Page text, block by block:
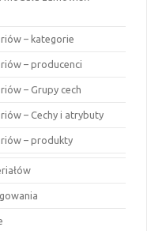
– kategorie
– producenci
– Grupy cech
– Cechy i atrybuty
– produkty